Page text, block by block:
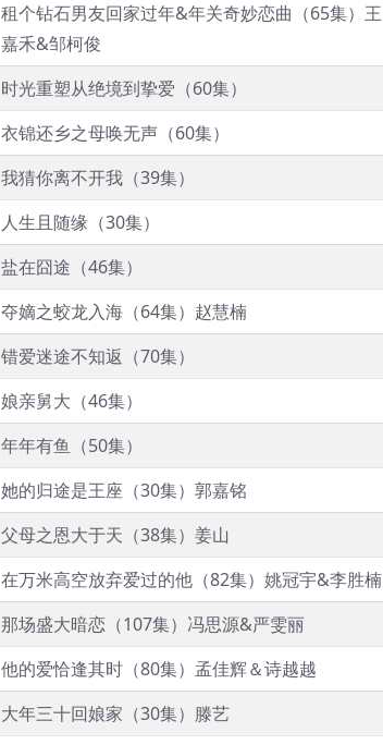
租个钻石男友回家过年&年关奇妙恋曲（65集）王
嘉禾&邹柯俊
时光重塑从绝境到挚爱（60集）
衣锦还乡之母唤无声（60集）
我猜你离不开我（39集）
人生且随缘（30集）
盐在囧途（46集）
夺嫡之蛟龙入海（64集）赵慧楠
错爱迷途不知返（70集）
娘亲舅大（46集）
年年有鱼（50集）
她的归途是王座（30集）郭嘉铭
父母之恩大于天（38集）姜山
在万米高空放弃爱过的他（82集）姚冠宇&李胜楠
那场盛大暗恋（107集）冯思源&严雯丽
他的爱恰逢其时（80集）孟佳辉＆诗越越
大年三十回娘家（30集）滕艺